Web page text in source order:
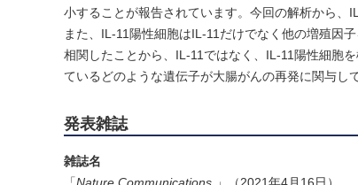
小することが報告されています。今回の解析から、
また、IL-11陽性細胞はIL-11だけでなく他の増殖因
相関したことから、IL-11ではなく、IL-11陽性細胞
ているどのような遺伝子が大腸がんの再発に関与し
発表雑誌
雑誌名